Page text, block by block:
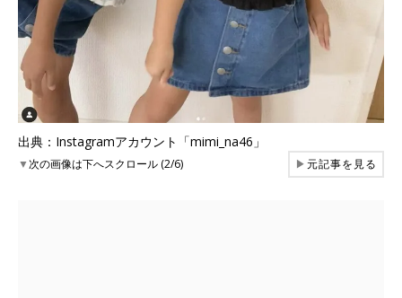
出典：Instagramアカウント「mimi_na46」
▼次の画像は下へスクロール (2/6) ▶元記事を見る